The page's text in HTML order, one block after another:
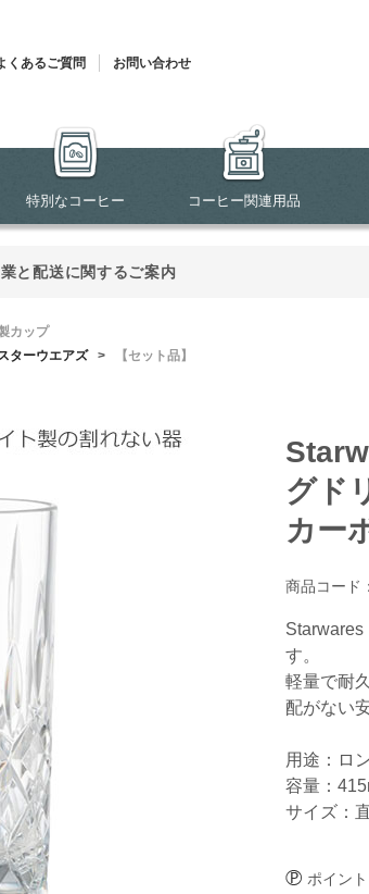
くあるご質問
お問い合わせ
特別なコーヒー コーヒー関連用品
と配送に関するご案内
カップ
ターウエアズ > 【セット品】
グド
カー
商品コード
す。
軽量で耐
配がない
用途：ロ
容量：
サイズ：
ポイン